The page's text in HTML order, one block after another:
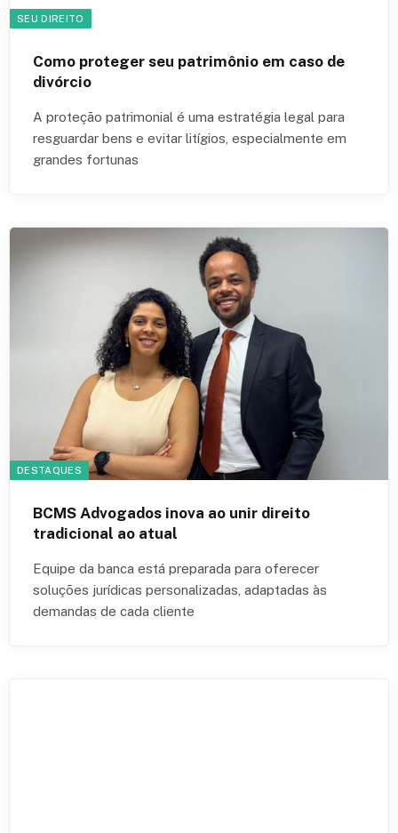
SEU DIREITO
Como proteger seu patrimônio em caso de
divórcio
A proteção patrimonial é uma estratégia legal para
resguardar bens e evitar litígios, especialmente em
grandes fortunas
DESTAQUES
BCMS Advogados inova ao unir direito
tradicional ao atual
Equipe da banca está preparada para oferecer
soluções jurídicas personalizadas, adaptadas às
demandas de cada cliente